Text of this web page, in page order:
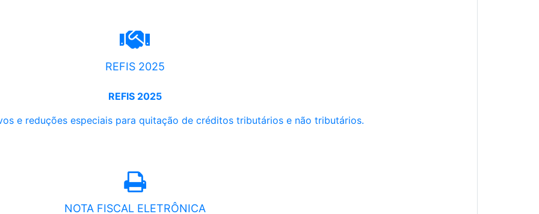
REFIS 2025
REFIS 2025
e reduções especiais para quitação de créditos tributários e não tributários.
NOTA FISCAL ELETRÔNICA